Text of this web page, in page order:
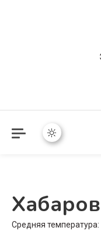
Средняя температура: